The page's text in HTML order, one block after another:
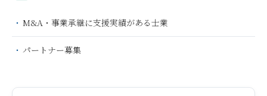
M&A・事業承継に支援実績がある士業
パートナー募集